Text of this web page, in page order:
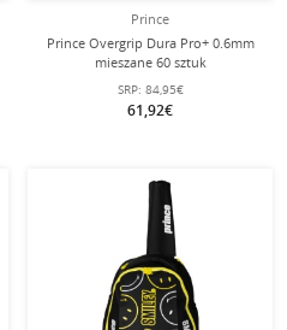
Prince
Prince Overgrip Dura Pro+ 0.6mm
mieszane 60 sztuk
SRP: 84,95€
61,92€